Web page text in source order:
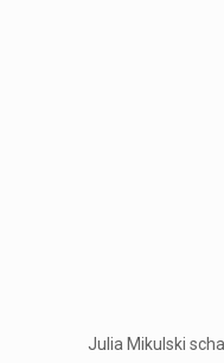
Julia Mikulski